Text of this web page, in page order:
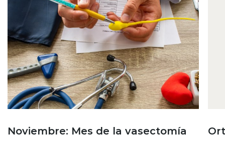
Noviembre: Mes de la vasectomía